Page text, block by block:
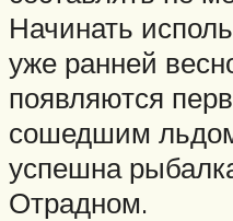
Начинать
уже ранней
появляются
сошедшим
успешна
Отрадном.